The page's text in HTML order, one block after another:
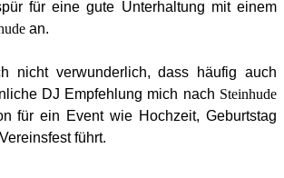
für eine gute Unterhaltung mit einem
an.
nicht verwunderlich, dass häufig auch
DJ Empfehlung mich nach Steinhude
für ein Event wie Hochzeit, Geburtstag
führt.